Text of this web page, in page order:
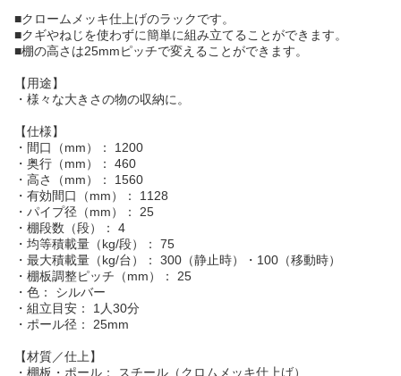
■クロームメッキ仕上げのラックです。
■クギやねじを使わずに簡単に組み立てることができます。
■棚の高さは25mmピッチで変えることができます。
【用途】
・様々な大きさの物の収納に。
【仕様】
・間口（mm）： 1200
・奥行（mm）： 460
・高さ（mm）： 1560
・有効間口（mm）： 1128
・パイプ径（mm）： 25
・棚段数（段）： 4
・均等積載量（kg/段）： 75
・最大積載量（kg/台）： 300（静止時）・100（移動時）
・棚板調整ピッチ（mm）： 25
・色： シルバー
・組立目安： 1人30分
・ポール径： 25mm
【材質／仕上】
・棚板・ポール： スチール（クロムメッキ仕上げ）